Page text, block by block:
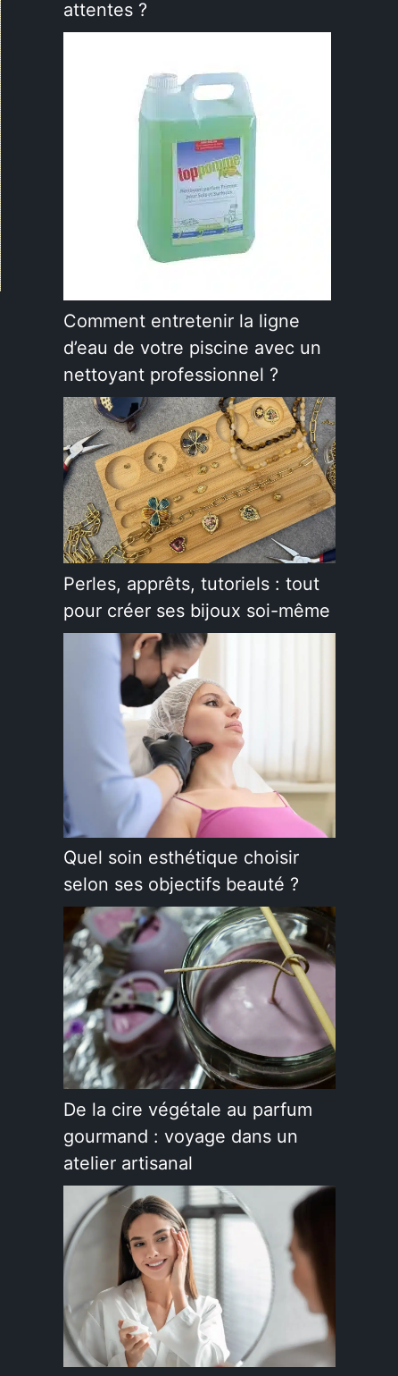
attentes ?
Comment entretenir la ligne
d’eau de votre piscine avec un
nettoyant professionnel ?
Perles, apprêts, tutoriels : tout
pour créer ses bijoux soi-même
Quel soin esthétique choisir
selon ses objectifs beauté ?
De la cire végétale au parfum
gourmand : voyage dans un
atelier artisanal